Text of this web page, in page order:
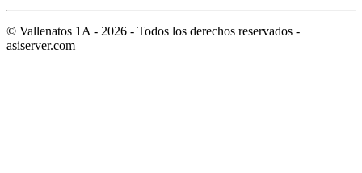
© Vallenatos 1A - 2026 - Todos los derechos reservados -
asiserver.com